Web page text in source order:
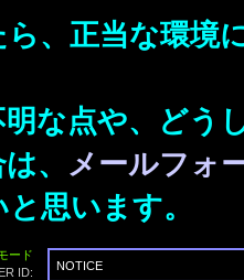
、正当な環境
な点や、どう
、 メールフォ
思います。
ード
ID:
NOTICE